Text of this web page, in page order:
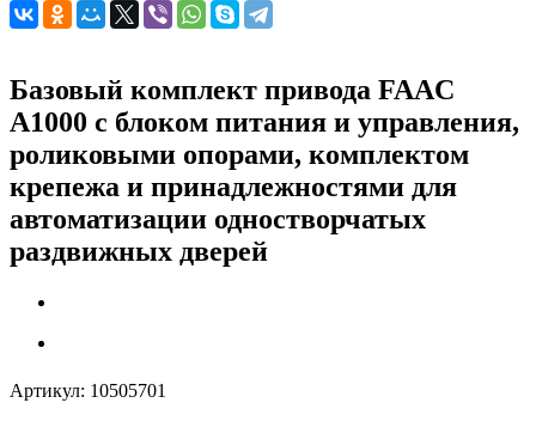
Базовый комплект привода FAAC
A1000 с блоком питания и управления,
роликовыми опорами, комплектом
крепежа и принадлежностями для
автоматизации одностворчатых
раздвижных дверей
Артикул: 10505701